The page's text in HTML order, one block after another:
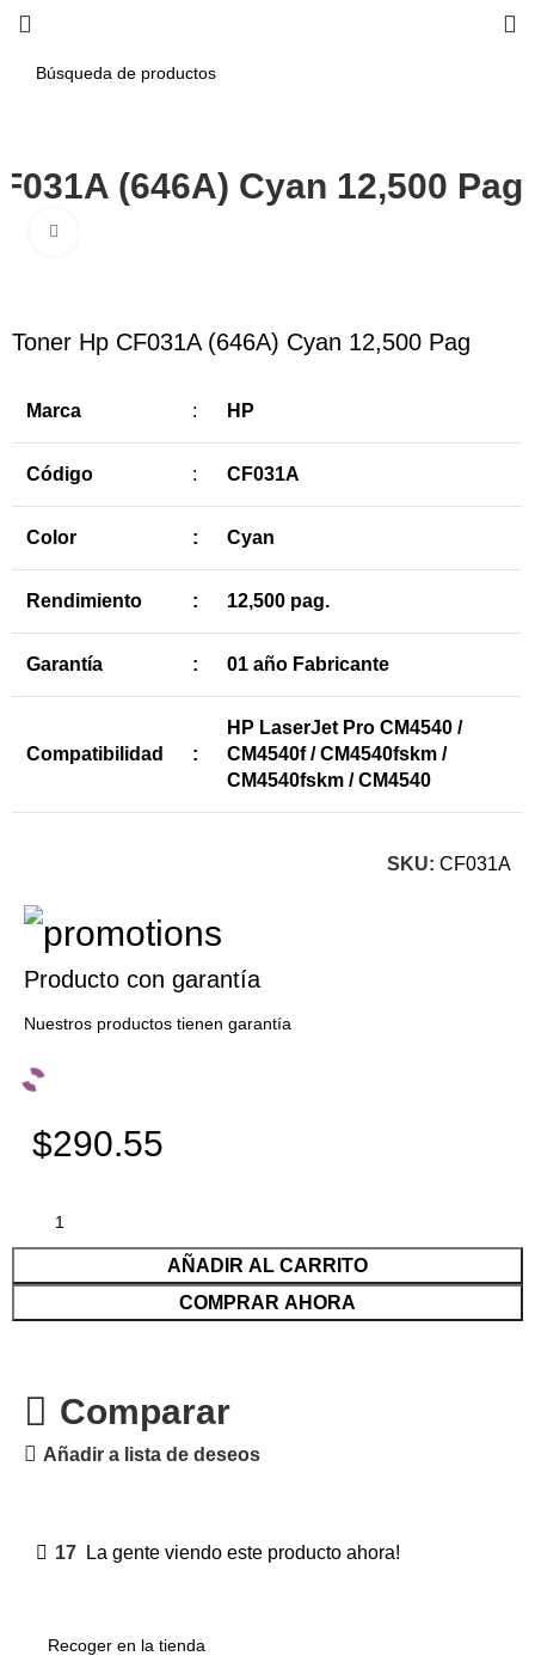
(646A) Cyan 12,500 Pag
Toner Hp CF031A (646A) Cyan 12,500 Pag
Marca : HP
Código : CF031A
Color : Cyan
Rendimiento : 12,500 pag.
Garantía : 01 año Fabricante
Compatibilidad :
HP LaserJet Pro CM4540 /
CM4540f / CM4540fskm /
CM4540fskm / CM4540
SKU: CF031A
Producto con garantía
Nuestros productos tienen garantía
$290.55
AÑADIR AL CARRITO
COMPRAR AHORA
Comparar
Añadir a lista de deseos
17 La gente viendo este producto ahora!
Recoger en la tienda